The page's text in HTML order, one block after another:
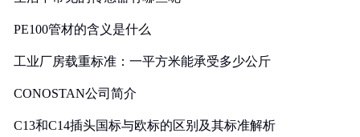
PE100管材的含义是什么
工业厂房载重标准：一平方米能承受多少公斤
CONOSTAN公司简介
C13和C14插头国标与欧标的区别及其标准解析